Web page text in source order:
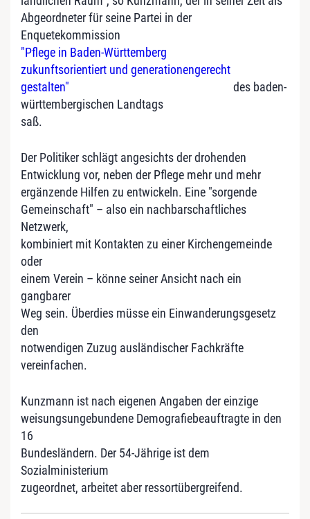
Abgeordneter für seine Partei in der
Enquetekommission
"Pflege in Baden-Württemberg
zukunftsorientiert und generationengerecht
gestalten"
des baden-
württembergischen Landtags
saß.
Der Politiker schlägt angesichts der drohenden
Entwicklung vor, neben der Pflege mehr und mehr
ergänzende Hilfen zu entwickeln. Eine "sorgende
Gemeinschaft" – also ein nachbarschaftliches
Netzwerk,
kombiniert mit Kontakten zu einer Kirchengemeinde
oder
einem Verein – könne seiner Ansicht nach ein
gangbarer
Weg sein. Überdies müsse ein Einwanderungsgesetz
den
notwendigen Zuzug ausländischer Fachkräfte
vereinfachen.
Kunzmann ist nach eigenen Angaben der einzige
weisungsungebundene Demografiebeauftragte in den
16
Bundesländern. Der 54-Jährige ist dem
Sozialministerium
zugeordnet, arbeitet aber ressortübergreifend.